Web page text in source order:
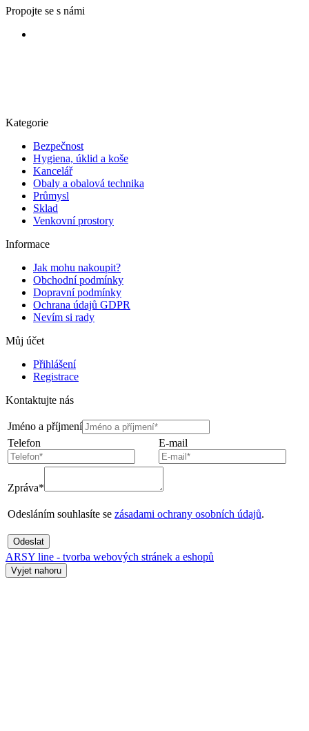
Propojte se s námi
Kategorie
Bezpečnost
Hygiena, úklid a koše
Kancelář
Obaly a obalová technika
Průmysl
Sklad
Venkovní prostory
Informace
Jak mohu nakoupit?
Obchodní podmínky
Dopravní podmínky
Ochrana údajů GDPR
Nevím si rady
Můj účet
Přihlášení
Registrace
Kontaktujte nás
Jméno a příjmení
Telefon
E-mail
Zpráva*
Odesláním souhlasíte se zásadami ochrany osobních údajů.
Odeslat
ARSY line - tvorba webových stránek a eshopů
Vyjet nahoru